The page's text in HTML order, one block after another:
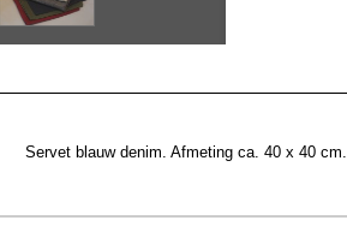
Servet blauw denim. Afmeting ca. 40 x 40 cm.